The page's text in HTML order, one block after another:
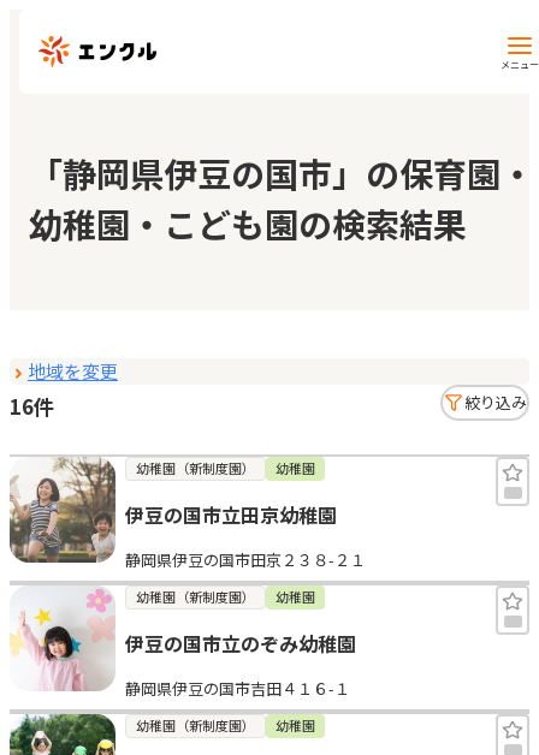
メニュー
保育園・幼稚園を探す
地図から探す
マイページ
お気に入り
見学日記
メッセージ
おすすめの園
「静岡県伊豆の国市」の保育園・
幼稚園・こども園の検索結果
地域を変更
16件 絞り込み
幼稚園（新制度園） 幼稚園
伊豆の国市立田京幼稚園
静岡県伊豆の国市田京２３８-２１
幼稚園（新制度園） 幼稚園
伊豆の国市立のぞみ幼稚園
静岡県伊豆の国市吉田４１６-１
幼稚園（新制度園） 幼稚園